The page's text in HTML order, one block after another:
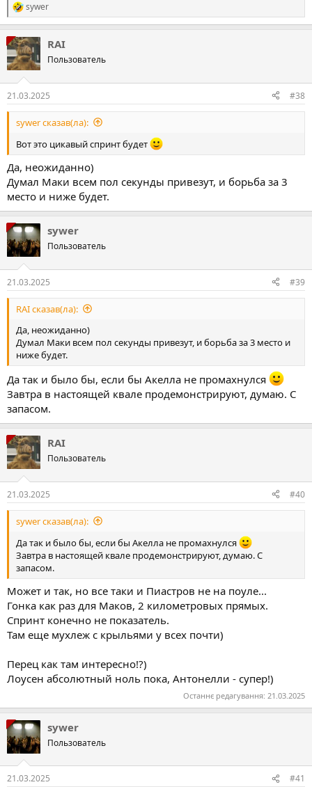
Р
е
а
к
ц
і
sywer
RAI
Пользователь
21.03.2025 #38
sywer сказав(ла):
Вот это цикавый спринт будет
Да, неожиданно)
Думал Маки всем пол секунды привезут, и борьба за 3
место и ниже будет.
sywer
Пользователь
21.03.2025 #39
RAI сказав(ла):
Да, неожиданно)
Думал Маки всем пол секунды привезут, и борьба за 3 место и
ниже будет.
Да так и было бы, если бы Акелла не промахнулся
Завтра в настоящей квале продемонстрируют, думаю. С
запасом.
RAI
Пользователь
21.03.2025 #40
sywer сказав(ла):
Да так и было бы, если бы Акелла не промахнулся
Завтра в настоящей квале продемонстрируют, думаю. С
запасом.
Может и так, но все таки и Пиастров не на поуле...
Гонка как раз для Маков, 2 километровых прямых.
Спринт конечно не показатель.
Там еще мухлеж с крыльями у всех почти)
Перец как там интересно!?)
Лоусен абсолютный ноль пока, Антонелли - супер!)
Останнє редагування: 21.03.2025
sywer
Пользователь
21.03.2025 #41